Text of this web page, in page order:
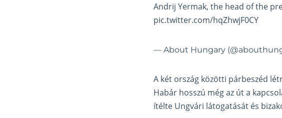
Andrij Yermak, the head of the
pic.twitter.com/hqZhwjF0CY
— About Hungary
A két ország közötti párbeszéd
Habár hosszú még az út a
ítélte Ungvári látogatását és